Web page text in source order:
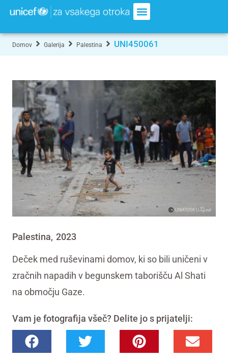
Domov Galerija Palestina UNI450061
UNI450061/Ajjour
Palestina, 2023
Deček med ruševinami domov, ki so bili uničeni v
zračnih napadih v begunskem taborišču Al Shati
na območju Gaze.
Vam je fotografija všeč? Delite jo s prijatelji: